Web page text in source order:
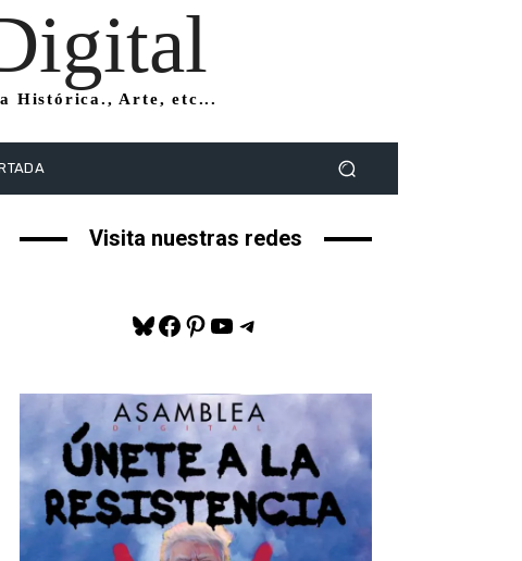
Histórica., Arte, etc...
Visita nuestras redes
Bluesky
Facebook
Pinterest
YouTube
Telegram